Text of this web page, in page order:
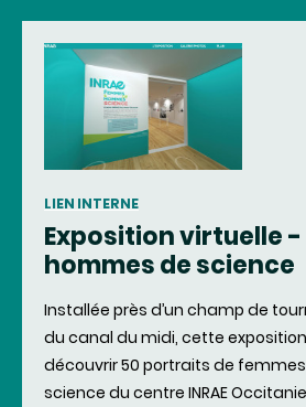
LIEN INTERNE
Exposition virtuelle -
hommes de science
Installée près d’un champ de
du canal du midi, cette
découvrir 50 portraits de
science du centre INRAE